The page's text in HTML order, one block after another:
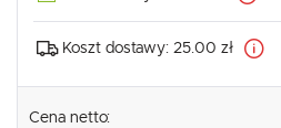
Koszt dostawy: 25.00 zł
Cena netto: